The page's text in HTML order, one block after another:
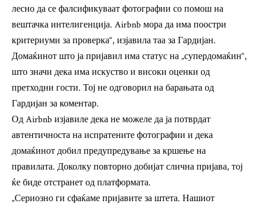
лесно да се фалсификуваат фотографии со помош на
вештачка интелигенција. Airbnb мора да има поостри
критериуми за проверка“, изјавила таа за Гардијан.
Домаќинот што ја пријавил има статус на „супердомаќин“,
што значи дека има искуство и високи оценки од
претходни гости. Тој не одговорил на барањата од
Гардијан за коментар.
Од Airbnb изјавиле дека не можеле да ја потврдат
автентичноста на испратените фотографии и дека
домаќинот добил предупредување за кршење на
правилата. Доколку повторно добијат слична пријава, тој
ќе биде отстранет од платформата.
„Сериозно ги сфаќаме пријавите за штета. Нашиот